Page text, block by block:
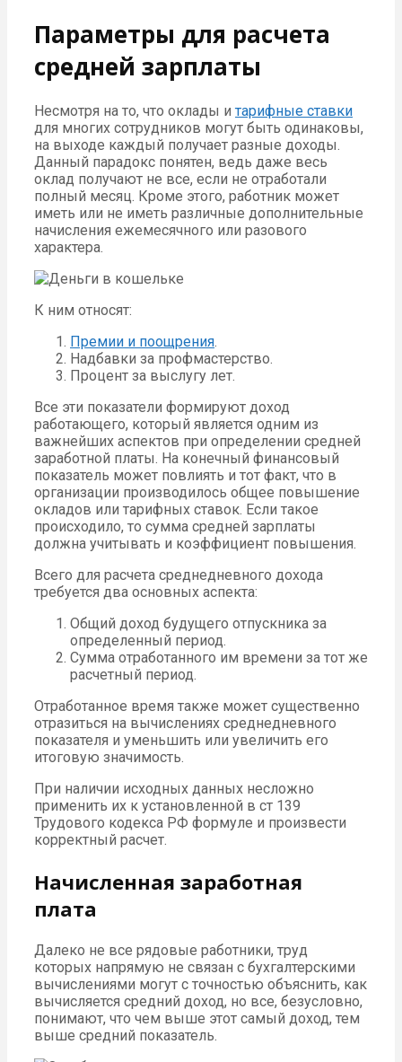
Параметры для расчета
средней зарплаты
Несмотря на то, что оклады и тарифные ставки
для многих сотрудников могут быть одинаковы,
на выходе каждый получает разные доходы.
Данный парадокс понятен, ведь даже весь
оклад получают не все, если не отработали
полный месяц. Кроме этого, работник может
иметь или не иметь различные дополнительные
начисления ежемесячного или разового
характера.
К ним относят:
Премии и поощрения
Надбавки за профмастерство.
Процент за выслугу лет.
Все эти показатели формируют доход
работающего, который является одним из
важнейших аспектов при определении средней
заработной платы. На конечный финансовый
показатель может повлиять и тот факт, что в
организации производилось общее повышение
окладов или тарифных ставок. Если такое
происходило, то сумма средней зарплаты
должна учитывать и коэффициент повышения.
Всего для расчета среднедневного дохода
требуется два основных аспекта:
Общий доход будущего отпускника за
определенный период.
Сумма отработанного им времени за тот же
расчетный период.
Отработанное время также может существенно
отразиться на вычислениях среднедневного
показателя и уменьшить или увеличить его
итоговую значимость.
При наличии исходных данных несложно
применить их к установленной в ст 139
Трудового кодекса РФ формуле и произвести
корректный расчет.
Начисленная заработная
плата
Далеко не все рядовые работники, труд
которых напрямую не связан с бухгалтерскими
вычислениями могут с точностью объяснить, как
вычисляется средний доход, но все, безусловно,
понимают, что чем выше этот самый доход, тем
выше средний показатель.